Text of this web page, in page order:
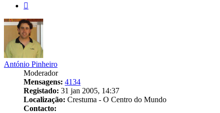
António Pinheiro
Moderador
Mensagens: 4134
Registado: 31 jan 2005, 14:37
Localização: Crestuma - O Centro do Mundo
Contacto: